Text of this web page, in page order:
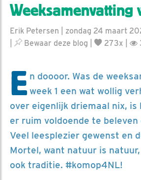
Weeksamenvatting
Erik Petersen | zondag 24 maart
Bewaar deze blog 273x |
E n doooor. Was de
week 1 een wat wollig
over eigenlijk driemaal nix, is
er ruim voldoende te beleven
Veel leesplezier gewenst en
Mortel, want natuur is
ook traditie. #komop4NL!